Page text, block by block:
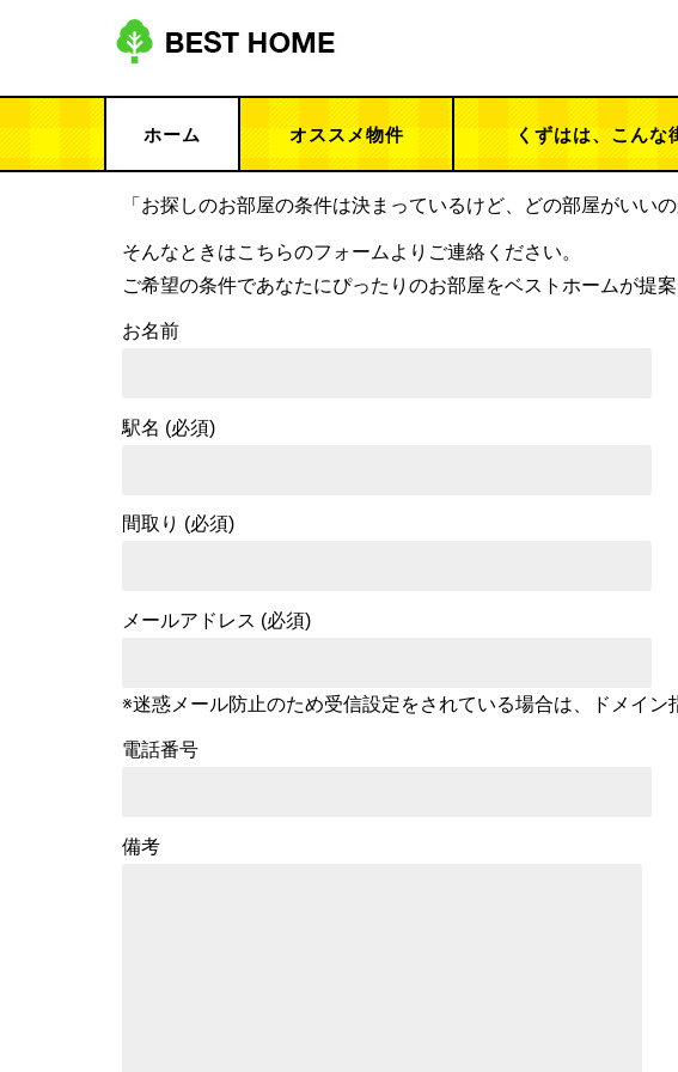
ホーム オススメ物件 くずはは、こんな
「お探しのお部屋の条件は決まっているけど、どの部屋がいい
そんなときはこちらのフォームよりご連絡ください。
ご希望の条件であなたにぴったりのお部屋をベストホームが提案
お名前
駅名 (必須)
間取り (必須)
メールアドレス (必須)
※迷惑メール防止のため受信設定をされている場合は、ドメイ
電話番号
備考